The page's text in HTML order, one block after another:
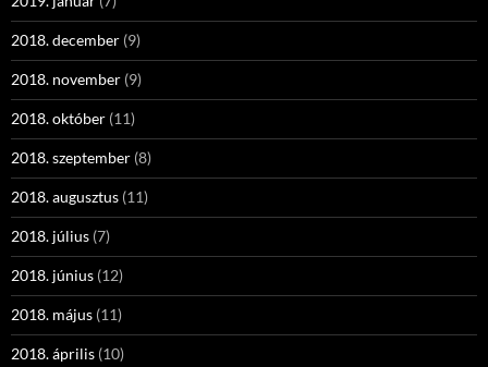
2018. december (9)
2018. november (9)
2018. október (11)
2018. szeptember (8)
2018. augusztus (11)
2018. július (7)
2018. június (12)
2018. május (11)
2018. április (10)